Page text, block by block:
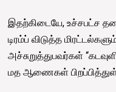
இதற்கிடையே, உச்சபட்ச
டிரம்ப் விடுத்த
அச்சுறுத்துபவர்கள்
மத ஆணைகள்